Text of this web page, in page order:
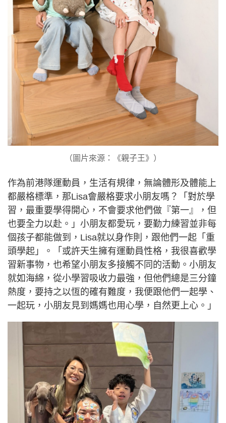
（圖片來源：《親子王》）
作為前港隊運動員，生活有規律，無論體形及體能上
都嚴格標準，那Lisa會嚴格要求小朋友嗎？「對於學
習，最重要學得開心，不會要求他們做『第一』，但
也要全力以赴。」小朋友都愛玩，要勤力練習並非每
個孩子都能做到，Lisa就以身作則，跟他們一起「重
頭學起」。「或許天生擁有運動員性格，我很喜歡學
習新事物，也希望小朋友多接觸不同的活動。小朋友
就如海綿，從小學習吸收力最強，但他們總是三分鐘
熱度，要持之以恆的確有難度，我便跟他們一起學、
一起玩，小朋友見到媽媽也用心學，自然更上心。」